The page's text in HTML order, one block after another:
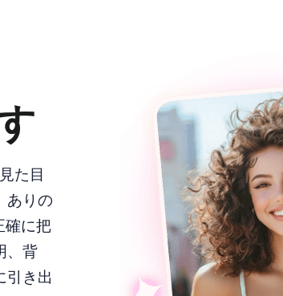
た目
ありの
確に把
、背
引き出